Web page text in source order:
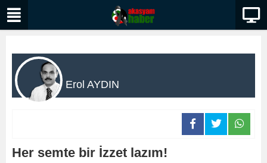
Erol AYDIN
Her semte bir İzzet lazım!